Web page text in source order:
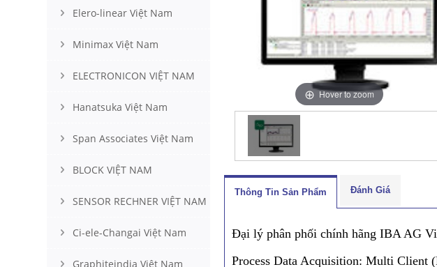
Elero-linear Việt Nam
Minimax Việt Nam
ELECTRONICON VIỆT NAM
Hanatsuka Việt Nam
Span Associates Việt Nam
BLOCK VIỆT NAM
SENSOR RECHNER VIỆT NAM
Ci-ele-Changai Việt Nam
Graphiteindia Việt Nam
Hover to zoom
Thông Tin Sản Phẩm Đánh Giá
Đại lý phân phối chính hãng IBA AG
Process Data Acquisition: Multi Client